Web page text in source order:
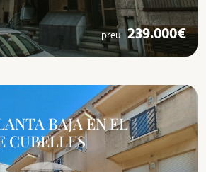
preu239.000€
BAJA EN EL
CUBELLES